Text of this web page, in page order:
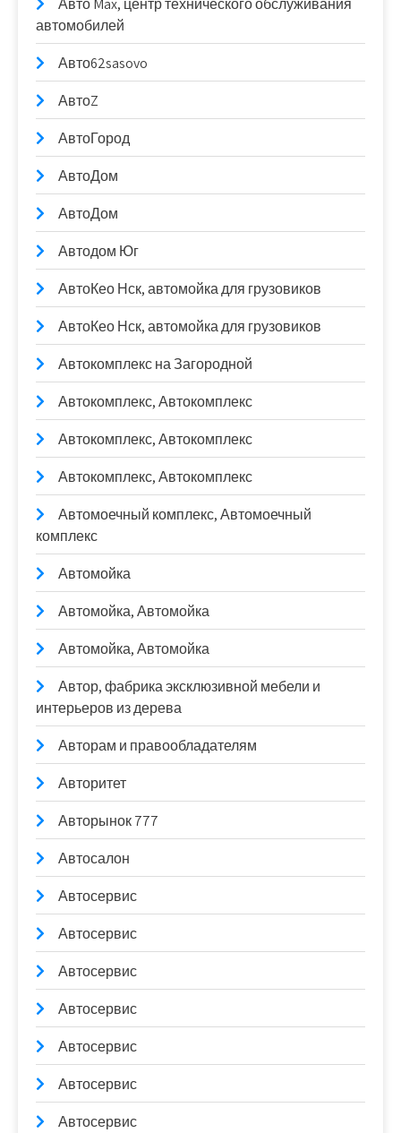
Авто Max, центр технического обслуживания
автомобилей
Авто62sasovo
АвтоZ
АвтоГород
АвтоДом
АвтоДом
Автодом Юг
АвтоКео Нск, автомойка для грузовиков
АвтоКео Нск, автомойка для грузовиков
Автокомплекс на Загородной
Автокомплекс, Автокомплекс
Автокомплекс, Автокомплекс
Автокомплекс, Автокомплекс
Автомоечный комплекс, Автомоечный
комплекс
Автомойка
Автомойка, Автомойка
Автомойка, Автомойка
Автор, фабрика эксклюзивной мебели и
интерьеров из дерева
Авторам и правообладателям
Авторитет
Авторынок 777
Автосалон
Автосервис
Автосервис
Автосервис
Автосервис
Автосервис
Автосервис
Автосервис